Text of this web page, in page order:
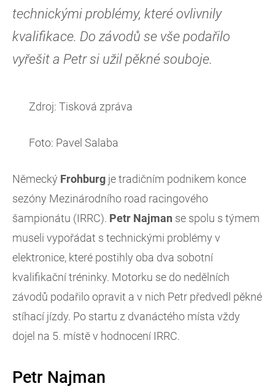
technickými problémy, které ovlivnily
kvalifikace. Do závodů se vše podařilo
vyřešit a Petr si užil pěkné souboje.
Zdroj: Tisková zpráva
Foto: Pavel Salaba
Německý Frohburg je tradičním podnikem konce
sezóny Mezinárodního road racingového
šampionátu (IRRC). Petr Najman se spolu s týmem
museli vypořádat s technickými problémy v
elektronice, které postihly oba dva sobotní
kvalifikační tréninky. Motorku se do nedělních
závodů podařilo opravit a v nich Petr předvedl pěkné
stíhací jízdy. Po startu z dvanáctého místa vždy
dojel na 5. místě v hodnocení IRRC.
Petr Najman